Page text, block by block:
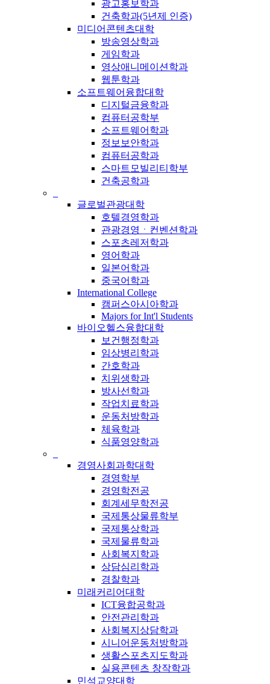
광고홍보학과
건축학과(5년제 인증)
미디어콘텐츠대학
방송영상학과
게임학과
영상애니메이션학과
웹툰학과
소프트웨어융합대학
디지털금융학과
컴퓨터공학부
소프트웨어학과
정보보안학과
컴퓨터공학과
스마트모빌리티학부
건축공학과
글로벌관광대학
호텔경영학과
관광경영ㆍ컨벤션학과
스포츠레저학과
영어학과
일본어학과
중국어학과
International College
캠퍼스아시아학과
Majors for Int'l Students
바이오헬스융합대학
보건행정학과
임상병리학과
간호학과
치위생학과
방사선학과
작업치료학과
운동처방학과
체육학과
식품영양학과
경영사회과학대학
경영학부
경영학전공
회계세무학전공
국제통상물류학부
국제통상학과
국제물류학과
사회복지학과
상담심리학과
경찰학과
미래커리어대학
ICT융합공학과
안전관리학과
사회복지상담학과
시니어운동처방학과
생활스포츠지도학과
실용콘텐츠 창작학과
민석교양대학